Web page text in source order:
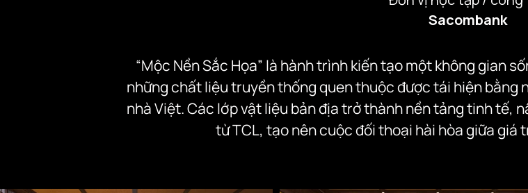
Sacombank
“Mộc Nền Sắc Họa” là hành trình kiến tạo một không gian
những chất liệu truyền thống quen thuộc được tái hiện bằng
nhà Việt. Các lớp vật liệu bản địa trở thành nền tảng tinh tế,
từ TCL, tạo nên cuộc đối thoại hài hòa giữa giá